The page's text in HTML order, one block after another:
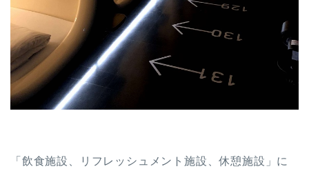
「飲食施設、リフレッシュメント施設、休憩施設」に